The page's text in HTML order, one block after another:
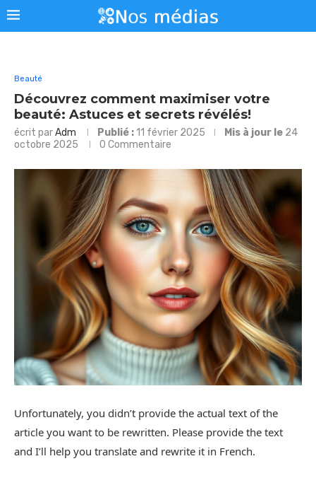
Beauté
Découvrez comment maximiser votre
beauté: Astuces et secrets révélés!
écrit parAdm Publié : 11 février 2025 Mis à jour le 24
octobre 2025
0 Commentaire
Unfortunately, you didn’t provide the actual text of the
article you want to be rewritten. Please provide the text
and I’ll help you translate and rewrite it in French.